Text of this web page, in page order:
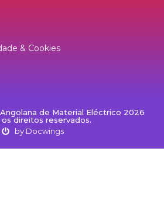
& Cookies
de Material Eléctrico 2026
direitos reservados.
by Docwings